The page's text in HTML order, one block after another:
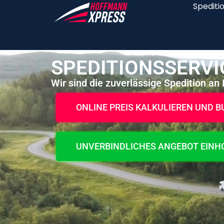
Wir sind die zuverlässige Spedition an
ONLINE PREIS KALKULIEREN UND
UNVERBINDLICHES ANGEBOT